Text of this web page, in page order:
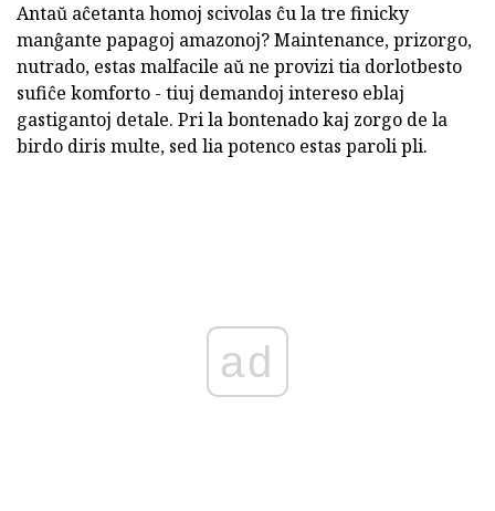
Antaŭ aĉetanta homoj scivolas ĉu la tre finicky
manĝante papagoj amazonoj? Maintenance, prizorgo,
nutrado, estas malfacile aŭ ne provizi tia dorlotbesto
sufiĉe komforto - tiuj demandoj intereso eblaj
gastigantoj detale. Pri la bontenado kaj zorgo de la
birdo diris multe, sed lia potenco estas paroli pli.
ad